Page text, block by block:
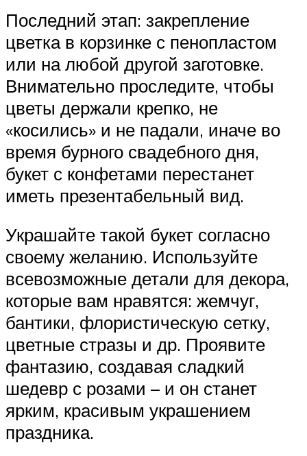
Последний этап: закрепление
цветка в корзинке с пенопластом
или на любой другой заготовке.
Внимательно проследите, чтобы
цветы держали крепко, не
«косились» и не падали, иначе во
время бурного свадебного дня,
букет с конфетами перестанет
иметь презентабельный вид.
Украшайте такой букет согласно
своему желанию. Используйте
всевозможные детали для декора,
которые вам нравятся: жемчуг,
бантики, флористическую сетку,
цветные стразы и др. Проявите
фантазию, создавая сладкий
шедевр с розами – и он станет
ярким, красивым украшением
праздника.